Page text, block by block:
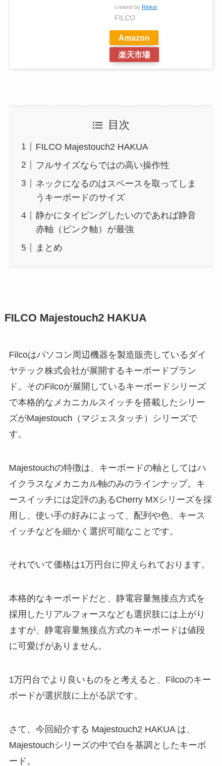
created by Rinker
FILCO
Amazon
楽天市場
目次
FILCO Majestouch2 HAKUA
フルサイズならではの高い操作性
ネックになるのはスペースを取ってしま
うキーボードのサイズ
静かにタイピングしたいのであれば静音
赤軸（ピンク軸）が最強
まとめ
FILCO Majestouch2 HAKUA
Filcoはパソコン周辺機器を製造販売しているダイ
ヤテック株式会社が展開するキーボードブラン
ド。そのFilcoが展開しているキーボードシリーズ
で本格的なメカニカルスイッチを搭載したシリー
ズがMajestouch（マジェスタッチ）シリーズで
す。
Majestouchの特徴は、キーボードの軸としてはハ
イクラスなメカニカル軸のみのラインナップ。キ
ースイッチには定評のあるCherry MXシリーズを採
用し、使い手の好みによって、配列や色、キース
イッチなどを細かく選択可能なことです。
それでいて価格は1万円台に抑えられております。
本格的なキーボードだと、静電容量無接点方式を
採用したリアルフォースなども選択肢には上がり
ますが、静電容量無接点方式のキーボードは値段
に可愛げがありません。
1万円台でより良いものをと考えると、Filcoのキー
ボードが選択肢に上がる訳です。
さて、今回紹介する Majestouch2 HAKUA は、
Majestouchシリーズの中で白を基調としたキーボ
ード。